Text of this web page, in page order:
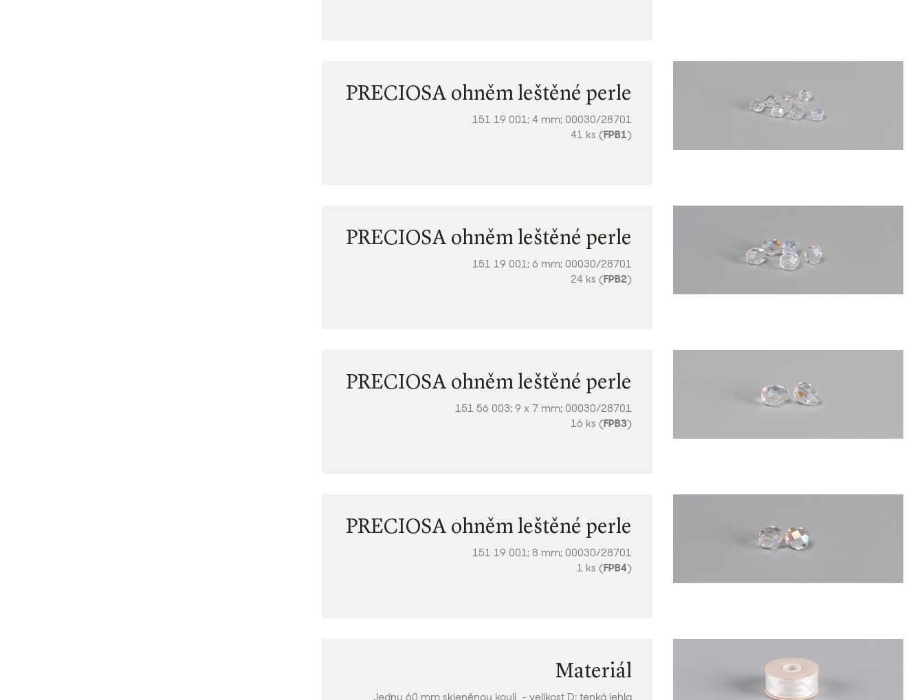
PRECIOSA ohněm leštěné perle
151 19 001; 4 mm; 00030/28701
41 ks (FPB1)
PRECIOSA ohněm leštěné perle
151 19 001; 6 mm; 00030/28701
24 ks (FPB2)
PRECIOSA ohněm leštěné perle
151 56 003; 9 x 7 mm; 00030/28701
16 ks (FPB3)
PRECIOSA ohněm leštěné perle
151 19 001; 8 mm; 00030/28701
1 ks (FPB4)
Materiál
Jednu 60 mm skleněnou kouli - velikost D; tenká jehla